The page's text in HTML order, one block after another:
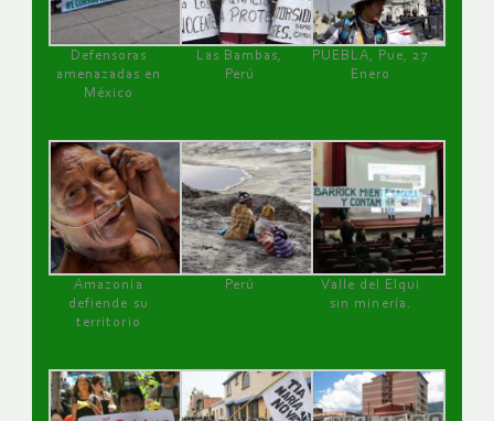
Defensoras
amenazadas en
México
Las Bambas,
Perú
PUEBLA, Pue, 27
Enero
Amazonía
defiende su
territorio
Perú
Valle del Elqui
sin minería.